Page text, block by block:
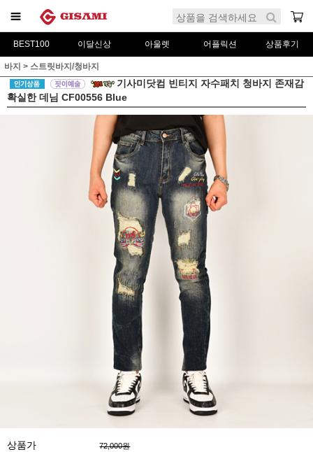
BEST100 이달신상 아울렛 어플릭션 상품후기
바지 > 스트릿바지/청바지
기사미닷컴 빈티지 자수패치 청바지 존재감
확실한 데님 CF00556 Blue
상품가 72,000원